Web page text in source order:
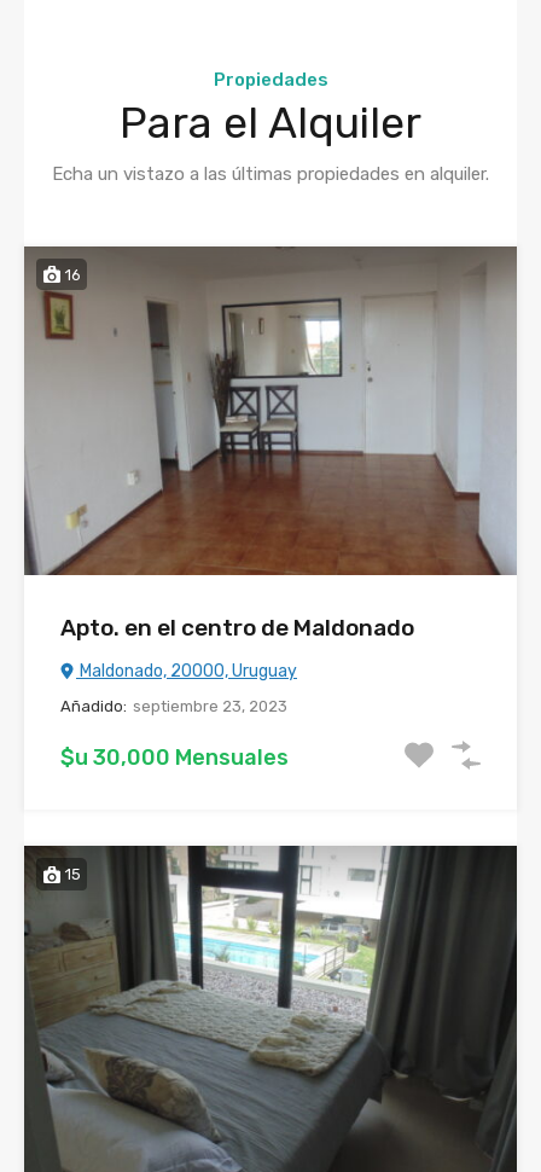
Propiedades
Para el Alquiler
Echa un vistazo a las últimas propiedades en alquiler.
16
Apto. en el centro de Maldonado
Maldonado, 20000, Uruguay
Añadido: septiembre 23, 2023
$u 30,000 Mensuales
15